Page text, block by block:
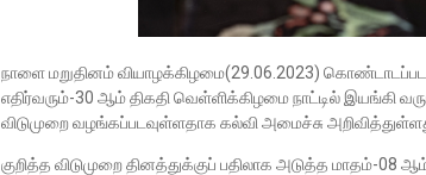
நாளை மறுதினம் வியாழக்கிழமை(29.06.2023)
எதிர்வரும்-30 ஆம் திகதி வெள்ளிக்கிழமை நாட்டில் இயங்கி
விடுமுறை வழங்கப்படவுள்ளதாக கல்வி அமைச்சு
குறித்த விடுமுறை தினத்துக்குப் பதிலாக அடுத்த மாதம்-08